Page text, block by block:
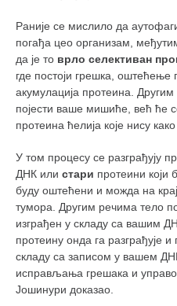
Раније се мислило да
погађа цео организам,
да је то врло селективан
где постоји грешка,
акумулација протеина.
појести ваше мишиће, већ ће
протеина ћелија које нису како
У том процесу се разграђују
ДНК или стари протеини
буду оштећени и можда на
тумора. Другим речима тело
изграђен у складу са вашим
протеину онда га разграђује
складу са записом у вашем
исправљања грешака и
Јошинури доказао.